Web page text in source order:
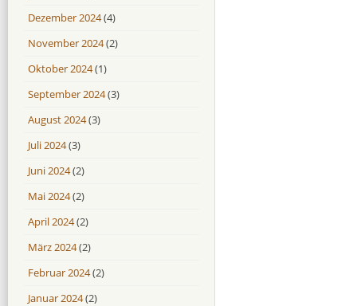
Dezember 2024(4)
November 2024(2)
Oktober 2024(1)
September 2024(3)
August 2024(3)
Juli 2024(3)
Juni 2024(2)
Mai 2024(2)
April 2024(2)
März 2024(2)
Februar 2024(2)
Januar 2024(2)